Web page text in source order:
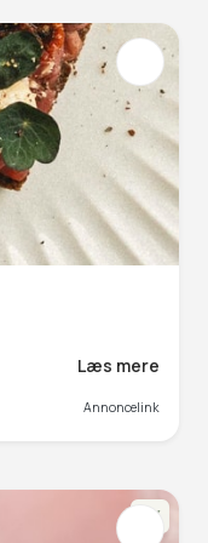
Læs mere
Annoncelink
NY